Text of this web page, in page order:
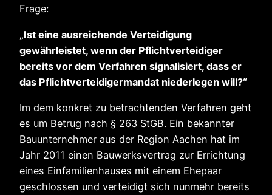
Frage:
„Ist eine ausreichende Verteidigung
gewährleistet, wenn der Pflichtverteidiger
bereits vor dem Verfahren signalisiert, dass er
das Pflichtverteidigermandat niederlegen will?“
Im dem konkret zu betrachtenden Verfahren geht
es um Betrug nach § 263 StGB. Ein bekannter
Bauunternehmer aus der Region Aachen hat im
Jahr 2011 einen Bauwerksvertrag zur Errichtung
eines Einfamilienhauses mit einem Ehepaar
geschlossen und verteidigt sich nunmehr bereits